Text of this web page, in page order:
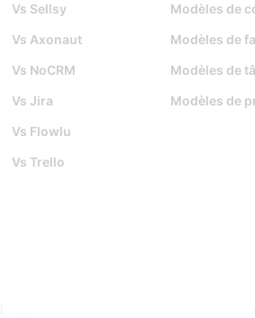
Vs Sellsy
Vs Axonaut
Vs NoCRM
Vs Jira
Vs Flowlu
Vs Trello
Modèles de
Modèles de
Modèles de
Modèles de